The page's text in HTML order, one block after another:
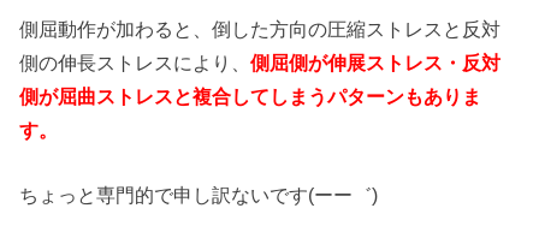
側屈動作が加わると、倒した方向の圧縮ストレスと反対
側の伸長ストレスにより、側屈側が伸展ストレス・反対
側が屈曲ストレスと複合してしまうパターンもありま
す。
ちょっと専門的で申し訳ないです(ーー゛)